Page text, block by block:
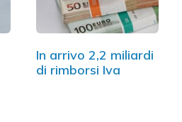
In arrivo 2,2 miliardi
di rimborsi Iva